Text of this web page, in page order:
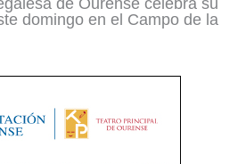
de Ourense celebra su
domingo en el Campo de la